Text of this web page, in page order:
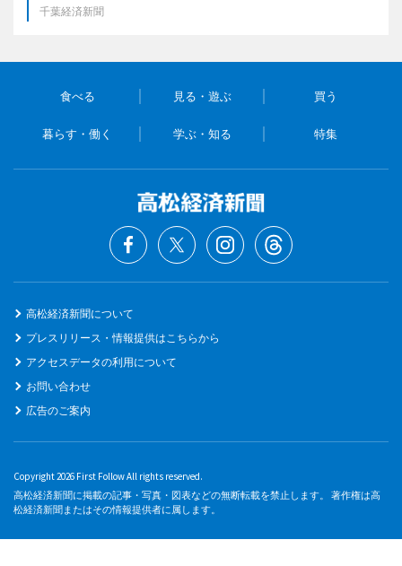
千葉経済新聞
食べる 見る・遊ぶ 買う
暮らす・働く 学ぶ・知る 特集
高松経済新聞について
プレスリリース・情報提供はこちらから
アクセスデータの利用について
お問い合わせ
広告のご案内
Copyright 2026 First Follow All rights reserved.
高松経済新聞に掲載の記事・写真・図表などの無断転載を禁止します。 著作権は高
松経済新聞またはその情報提供者に属します。